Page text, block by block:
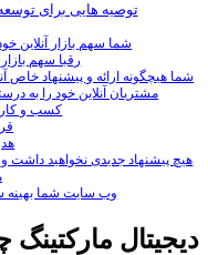
توصیه هایی برای
۲. شما سهم بازار آنلاین
۳. رقبا سهم
۴. شما هیچگونه ارائه و پیشنهاد خاص
۵. مشتریان آنلاین خود را به
۶. کسب و
۷.
۸.
۱۰. وب سایت شما
دیجیتال